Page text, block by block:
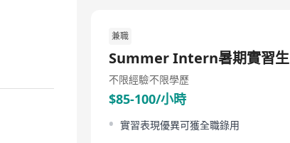
的一切可能，讓更多會員能夠在HKAFO的平
兼職
Summer Intern暑期實習生
不限經驗不限學歷
$85-100/小時
實習表現優異可獲全職錄用